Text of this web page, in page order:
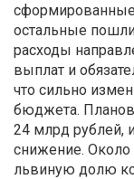
сформированные
остальные
расходы
выплат и
что сильно
бюджета.
24 млрд рублей,
снижение. Около
львиную долю